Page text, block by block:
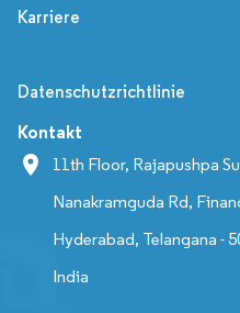
Karriere
Datenschutzrichtlinie
Kontakt
11th Floor, Rajapushpa
Nanakramguda Rd,
Hyderabad, Telangana -
India